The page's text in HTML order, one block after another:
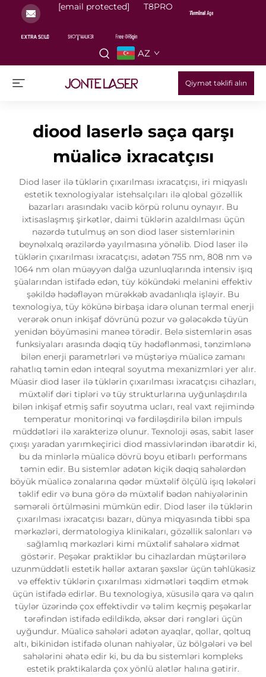
[email protected] T8PRO
AZ
Qiymət təklifi alın
diood laserlə saça qarşı
müalicə ixracatçısı
Diod laser ilə tüklərin çıxarılması ixracatçısı, iri miqyaslı
estetik texnologiyalar istehsalçıları ilə qlobal gözəllik
bazarları arasındakı vacib körpü rolunu oynayır. Bu
ixtisaslaşmış şirkətlər, daimi tüklərin azaldılması üçün
nəzərdə tutulmuş ən son diod laser sistemlərinin
beynəlxalq ərazilərdə yayılmasına yönəlib. Diod laser ilə
tüklərin çıxarılması ixracatçısı, adətən 755 nm, 808 nm və
1064 nm olan müəyyən dalğa uzunluqlarında intensiv işıq
şüalarından istifadə edən, tüy kökündəki melanini effektiv
şəkildə hədəfləyən mürəkkəb avadanlıqla işləyir. Bu
texnologiya, tüy kökünə birbaşa idarə olunan termal enerji
verərək onun inkişaf dövrünü pozur və gələcəkdə tüyün
yenidən böyüməsini maneə törədir. Belə sistemlərin əsas
funksiyaları arasında dəqiq tüy hədəflənməsi, tənzimlənə
bilən enerji parametrləri və müştəriyə müalicə zamanı
rahatlıq təmin edən inteqral soyutma mexanizmləri yer alır.
Müasir diod laser ilə tüklərin çıxarılması ixracatçısı cihazları,
müxtəlif dəri tipləri və tüy strukturlarına uyğunlaşdırıla
bilən inkişaf etmiş safir soyutma ucları, real vaxt rejimində
temperatur monitorinqi və fərdiləşdirilə bilən impuls
müddətləri ilə xarakterizə olunur. Texnoloji əsas, sabit laser
çıxışı yaradan yarımkeçirici diod massivlərindən ibarətdir ki,
bu da minlərlə müalicə dövrü boyu etibarlı performans
təmin edir. Bu sistemlər adətən kiçik dəqiq sahələrdən
böyük müalicə zonalarına qədər müxtəlif ölçülü işıq ləkələri
təklif edir və buna görə də müxtəlif bədən nahiyələrinin
səmərəli örtülməsini mümkün edir. Diod laser ilə tüklərin
çıxarılması ixracatçısı bazarı, dünya miqyasında tibbi spa
mərkəzləri, dermatologiya klinikaları, gözəllik salonları və
sağlamlıq mərkəzləri kimi müxtəlif sahələrə xidmət
göstərir. Peşəkar praktiklər bu cihazlardan müştərilərə
uzunmüddətli estetik həllər axtaran şəxslər üçün təhlükəsiz
və effektiv tüklərin çıxarılması xidmətləri təqdim etmək
üçün istifadə edirlər. Bu texnologiya, xüsusilə qara və qalın
tüylər üzərində çox effektivdir və təlim keçmiş peşəkarlar
tərəfindən istifadə edildikdə, əksər dəri rəngləri üçün
uyğundur. Müalicə sahələri adətən ayaqlar, qollar, qoltuq
altı, bikinidən istifadə olunan nahiyələr, üz bölgələri və bel
sahələrini əhatə edir ki, bu da bu sistemləri kompleks
estetik praktikalarda çox yönlü alətlər halına gətirir.